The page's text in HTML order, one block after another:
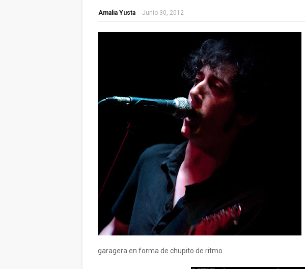
Amalia Yusta - Junio 30, 2012
garagera en forma de chupito de ritmo.